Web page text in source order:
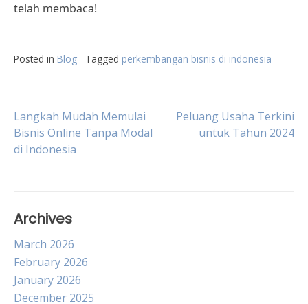
telah membaca!
Posted in Blog Tagged perkembangan bisnis di indonesia
Post
navigation
Langkah Mudah Memulai
Bisnis Online Tanpa Modal
di Indonesia
Peluang Usaha Terkini
untuk Tahun 2024
Archives
March 2026
February 2026
January 2026
December 2025